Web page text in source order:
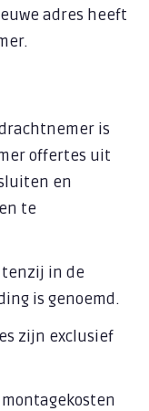
adres heeft
is
offertes uit
en
te
tenzij in de
is genoemd.
zijn exclusief